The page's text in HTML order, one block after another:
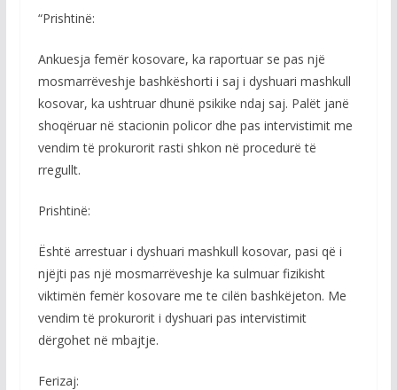
“Prishtinë:
Ankuesja femër kosovare, ka raportuar se pas një
mosmarrëveshje bashkëshorti i saj i dyshuari mashkull
kosovar, ka ushtruar dhunë psikike ndaj saj. Palët janë
shoqëruar në stacionin policor dhe pas intervistimit me
vendim të prokurorit rasti shkon në procedurë të
rregullt.
Prishtinë:
Është arrestuar i dyshuari mashkull kosovar, pasi që i
njëjti pas një mosmarrëveshje ka sulmuar fizikisht
viktimën femër kosovare me te cilën bashkëjeton. Me
vendim të prokurorit i dyshuari pas intervistimit
dërgohet në mbajtje.
Ferizaj: